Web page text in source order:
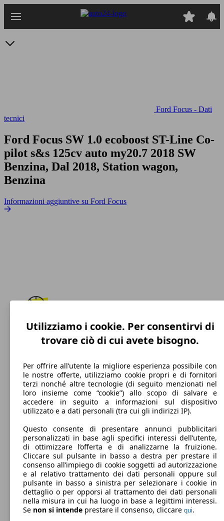
Ford Focus - Dati
tecnici
Ford Focus SW 1.0 ecoboost ST-Line Co-
pilot s&s 125cv auto my20.7 2018 SW
Benzina, Dal 2018, Station wagon,
Benzina
Informazioni aggiuntive su Ford Focus
193 km/h
Velocità massima
Benzina
Carburante
117 g/km
Emissioni di CO2 (combinato)*
Utilizziamo i cookie. Per consentirvi di
trovare ciò di cui avete bisogno.
Per offrire all’utente la migliore esperienza possibile con
le nostre offerte, utilizziamo cookie propri e di fornitori
terzi nonché altre tecnologie (di seguito menzionati nel
loro insieme come “cookie”) allo scopo di salvare e
accedere in seguito a informazioni sul dispositivo
utilizzato e a dati personali (tra cui gli indirizzi IP).
Questo consente di presentare annunci pubblicitari
personalizzati in base agli specifici interessi dell’utente,
di ottimizzare l’offerta e di analizzarne la fruizione.
Cliccare sul pulsante in basso a destra per prestare il
consenso all’impiego di cookie soggetti ad autorizzazione
e al relativo trattamento dei dati personali oppure sul
pulsante in basso a sinistra per selezionare i cookie in
dettaglio o per opporsi al trattamento dei dati personali
nella misura in cui ha luogo in base a legittimi interessi.
Se non si intende prestare il consenso, cliccare qui.